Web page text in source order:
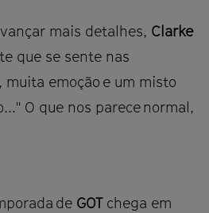
mais detalhes, Clarke
que se sente nas
muita emoção e um misto
O que nos parece normal,
de GOTchega em